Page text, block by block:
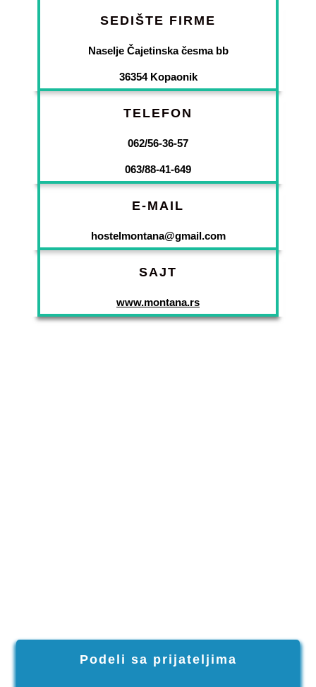
SEDIŠTE FIRME
Naselje Čajetinska česma bb
36354 Kopaonik
TELEFON
062/56-36-57
063/88-41-649
E-MAIL
hostelmontana@gmail.com
SAJT
www.montana.rs
Podeli sa prijateljima